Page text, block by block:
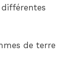
de terre